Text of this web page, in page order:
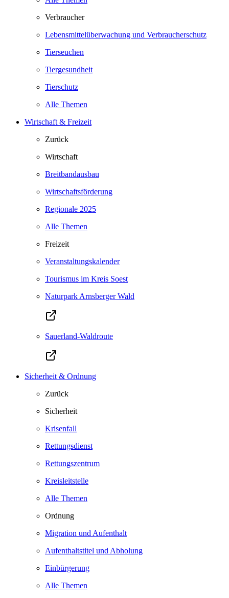
Verbraucher
Lebensmittelüberwachung und Verbraucherschutz
Tierseuchen
Tiergesundheit
Tierschutz
Alle Themen
Wirtschaft & Freizeit
Zurück
Wirtschaft
Breitbandausbau
Wirtschaftsförderung
Regionale 2025
Alle Themen
Freizeit
Veranstaltungskalender
Tourismus im Kreis Soest
Naturpark Arnsberger Wald
Sauerland-Waldroute
Sicherheit & Ordnung
Zurück
Sicherheit
Krisenfall
Rettungsdienst
Rettungszentrum
Kreisleitstelle
Alle Themen
Ordnung
Migration und Aufenthalt
Aufenthaltstitel und Abholung
Einbürgerung
Alle Themen